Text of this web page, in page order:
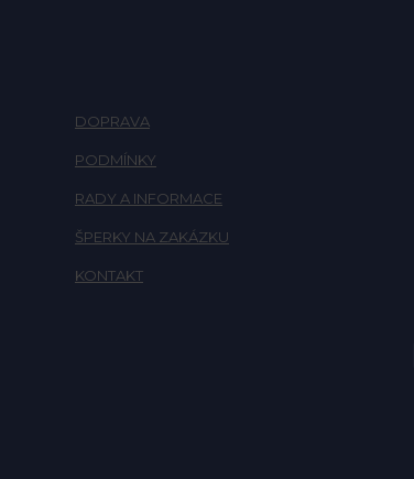
DOPRAVA
PODMÍNKY
RADY A INFORMACE
ŠPERKY NA ZAKÁZKU
KONTAKT